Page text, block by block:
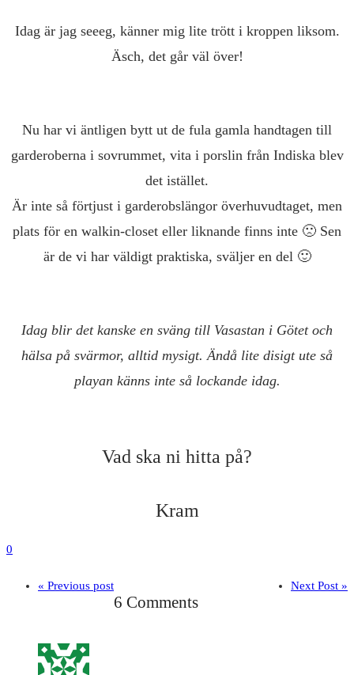
Idag är jag seeeg, känner mig lite trött i kroppen liksom.
Äsch, det går väl över!
Nu har vi äntligen bytt ut de fula gamla handtagen till
garderoberna i sovrummet, vita i porslin från Indiska blev
det istället.
Är inte så förtjust i garderobslängor överhuvudtaget, men
plats för en walkin-closet eller liknande finns inte 🙁 Sen
är de vi har väldigt praktiska, sväljer en del 🙂
Idag blir det kanske en sväng till Vasastan i Götet och
hälsa på svärmor, alltid mysigt. Ändå lite disigt ute så
playan känns inte så lockande idag.
Vad ska ni hitta på?
Kram
0
« Previous post Next Post »
6 Comments